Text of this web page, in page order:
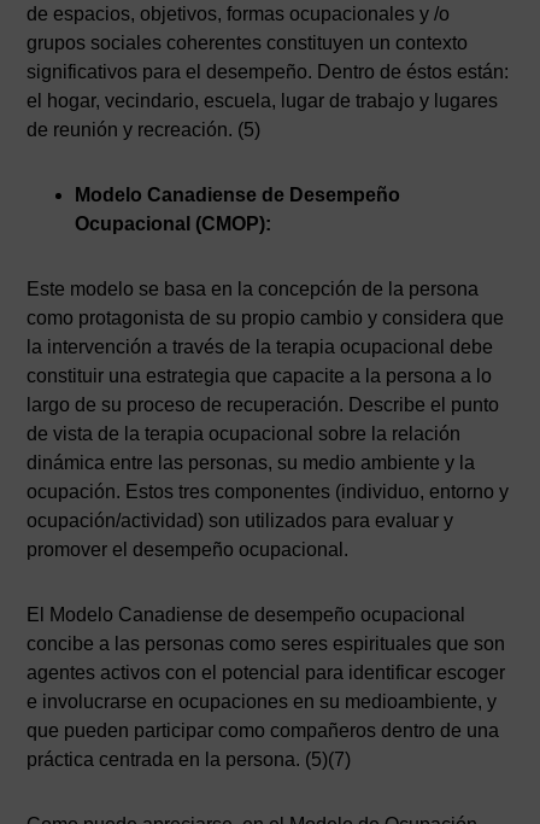
de espacios, objetivos, formas ocupacionales y /o
grupos sociales coherentes constituyen un contexto
significativos para el desempeño. Dentro de éstos están:
el hogar, vecindario, escuela, lugar de trabajo y lugares
de reunión y recreación. (5)
Modelo Canadiense de Desempeño
Ocupacional (CMOP):
Este modelo se basa en la concepción de la persona
como protagonista de su propio cambio y considera que
la intervención a través de la terapia ocupacional debe
constituir una estrategia que capacite a la persona a lo
largo de su proceso de recuperación. Describe el punto
de vista de la terapia ocupacional sobre la relación
dinámica entre las personas, su medio ambiente y la
ocupación. Estos tres componentes (individuo, entorno y
ocupación/actividad) son utilizados para evaluar y
promover el desempeño ocupacional.
El Modelo Canadiense de desempeño ocupacional
concibe a las personas como seres espirituales que son
agentes activos con el potencial para identificar escoger
e involucrarse en ocupaciones en su medioambiente, y
que pueden participar como compañeros dentro de una
práctica centrada en la persona. (5)(7)